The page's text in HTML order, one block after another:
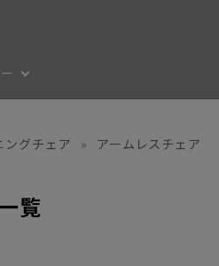
ングチェア » アームレスチェア
覧